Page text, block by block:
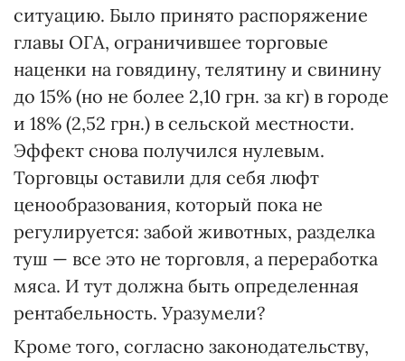
ситуацию. Было принято распоряжение
главы ОГА, ограничившее торговые
наценки на говядину, телятину и свинину
до 15% (но не более 2,10 грн. за кг) в городе
и 18% (2,52 грн.) в сельской местности.
Эффект снова получился нулевым.
Торговцы оставили для себя люфт
ценообразования, который пока не
регулируется: забой животных, разделка
туш — все это не торговля, а переработка
мяса. И тут должна быть определенная
рентабельность. Уразумели?
Кроме того, согласно законодательству,